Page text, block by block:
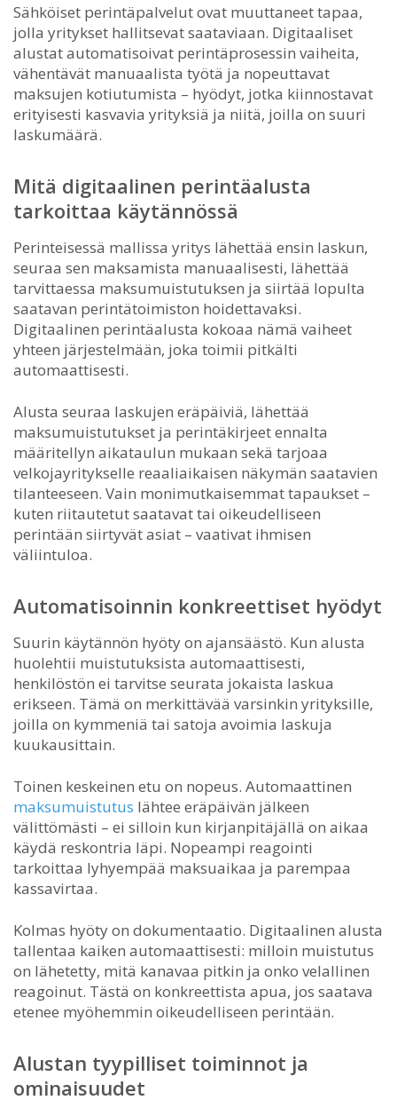
Sähköiset perintäpalvelut ovat muuttaneet tapaa,
jolla yritykset hallitsevat saataviaan. Digitaaliset
alustat automatisoivat perintäprosessin vaiheita,
vähentävät manuaalista työtä ja nopeuttavat
maksujen kotiutumista – hyödyt, jotka kiinnostavat
erityisesti kasvavia yrityksiä ja niitä, joilla on suuri
laskumäärä.
Mitä digitaalinen perintäalusta
tarkoittaa käytännössä
Perinteisessä mallissa yritys lähettää ensin laskun,
seuraa sen maksamista manuaalisesti, lähettää
tarvittaessa maksumuistutuksen ja siirtää lopulta
saatavan perintätoimiston hoidettavaksi.
Digitaalinen perintäalusta kokoaa nämä vaiheet
yhteen järjestelmään, joka toimii pitkälti
automaattisesti.
Alusta seuraa laskujen eräpäiviä, lähettää
maksumuistutukset ja perintäkirjeet ennalta
määritellyn aikataulun mukaan sekä tarjoaa
velkojayritykselle reaaliaikaisen näkymän saatavien
tilanteeseen. Vain monimutkaisemmat tapaukset –
kuten riitautetut saatavat tai oikeudelliseen
perintään siirtyvät asiat – vaativat ihmisen
väliintuloa.
Automatisoinnin konkreettiset hyödyt
Suurin käytännön hyöty on ajansäästö. Kun alusta
huolehtii muistutuksista automaattisesti,
henkilöstön ei tarvitse seurata jokaista laskua
erikseen. Tämä on merkittävää varsinkin yrityksille,
joilla on kymmeniä tai satoja avoimia laskuja
kuukausittain.
Toinen keskeinen etu on nopeus. Automaattinen
maksumuistutus lähtee eräpäivän jälkeen
välittömästi – ei silloin kun kirjanpitäjällä on aikaa
käydä reskontria läpi. Nopeampi reagointi
tarkoittaa lyhyempää maksuaikaa ja parempaa
kassavirtaa.
Kolmas hyöty on dokumentaatio. Digitaalinen alusta
tallentaa kaiken automaattisesti: milloin muistutus
on lähetetty, mitä kanavaa pitkin ja onko velallinen
reagoinut. Tästä on konkreettista apua, jos saatava
etenee myöhemmin oikeudelliseen perintään.
Alustan tyypilliset toiminnot ja
ominaisuudet